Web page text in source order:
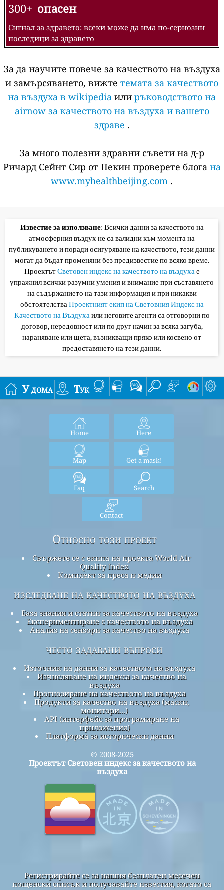
300+ опасен
Сигнал за здравето: всеки може да има по-сериозни
последици за здравето
За да научите повече за качеството на въздуха
и замърсяването, вижте темата за качеството
на въздуха в wikipedia или ръководството на
airnow за качеството на въздуха и вашето
здраве .
За много полезни здравни съвети на д-р
Ричард Сейнт Сир от Пекин проверете блога на
www.myhealthbeijing.com .
Известие за използване: Всички данни за качеството на
атмосферния въздух не са валидни към момента на
публикуването и поради осигуряване на качеството, тези данни
могат да бъдат променяни без предизвестие по всяко време.
ПроектътСветовен индекс на качеството на въздухае
упражнил всички разумни умения и внимание при съставянето
на съдържанието на тази информация и при никакви
обстоятелстваПроектният екип на Световния Индекс на
Качеството на Въздухаили неговите агенти са отговорни по
договор, нередовност или по друг начин за всяка загуба,
нараняване или щета, възникващи пряко или косвено от
предоставянето на тези данни.
У дома Тук
Home Here
Map Get a mask!
Faq Search
Contact
Относно този проект
Свържете се с екипа на проекта World Air
Quality Index
Комплект за преса и медии
изследване на качеството на въздуха
База знания и статии за качеството на въздуха
Експериментиране с качеството на въздуха
Анализ на сензори за качество на въздуха
често задавани въпроси
Източник на данни за качеството на въздуха
Изчисляване на индекса за качество на
въздуха
Прогнозиране на качеството на въздуха
Продукти за качество на въздуха (маски,
монитори...)
API (интерфейс за програмиране на
приложения)
Платформа за исторически данни
© 2008-2025
Проектът Световен индекс за качеството на
въздуха
Регистрирайте се за нашия безплатен месечен
пощенски списък и получавайте известия, когато са